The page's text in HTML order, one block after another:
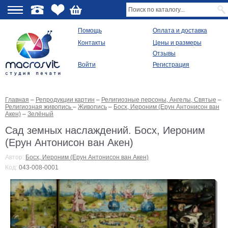
Помощь
Оплата и доставка
Контакты
Цены и размеры
Отзывы
Войти
Регистрация
качестве
Виды
Модульные
картины
Репродукции
Плакаты
Ваше
фото
на
холсте
раме
Все
изображения
Рамы
Главная – Репродукции картин – Религиозные персоны, Ангелы, Святые –
Религиозная живопись – Живопись – Босх, Иероним (Ерун Антонисон ван
Акен) – Зелёный
Сад земных наслаждений. Босх, Иероним
(Ерун Антонисон ван Акен)
Автор: Босх, Иероним (Ерун Антонисон ван Акен)
Код: 043-008-0001